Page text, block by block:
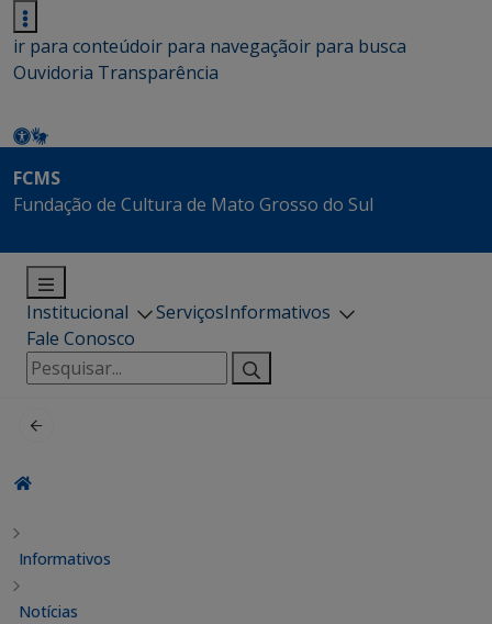
ir para conteúdoir para navegaçãoir para busca
Ouvidoria Transparência
FCMS
Fundação de Cultura de Mato Grosso do Sul
Institucional ServiçosInformativos
Fale Conosco
Pesquisar
por:
Informativos
Notícias